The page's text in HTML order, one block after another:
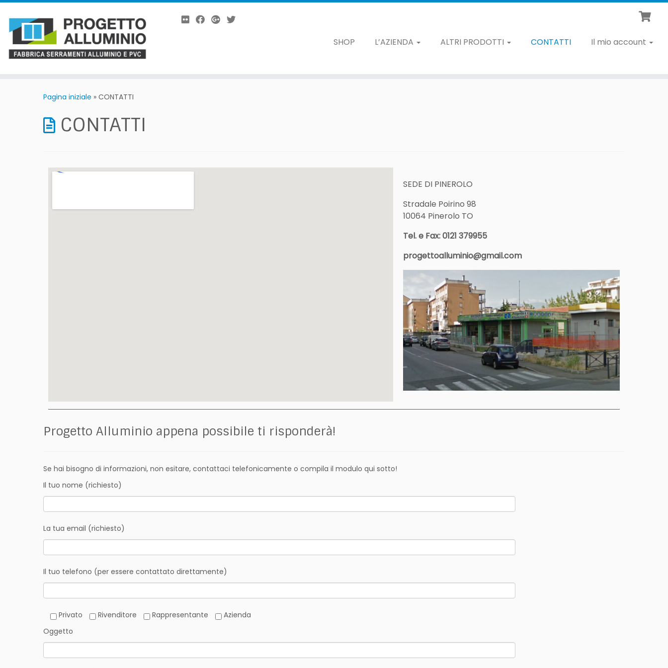
SHOP L’AZIENDA ALTRI PRODOTTI CONTATTI Il mio account
Pagina iniziale » CONTATTI
CONTATTI
SEDE DI PINEROLO
Stradale Poirino 98
10064 Pinerolo TO
Tel. e Fax: 0121 379955
progettoalluminio@gmail.com
Progetto Alluminio appena possibile ti risponderà!
Se hai bisogno di informazioni, non esitare, contattaci telefonicamente o compila il modulo qui sotto!
Il tuo nome (richiesto)
La tua email (richiesto)
Il tuo telefono (per essere contattato direttamente)
Privato Rivenditore Rappresentante
Azienda
Oggetto